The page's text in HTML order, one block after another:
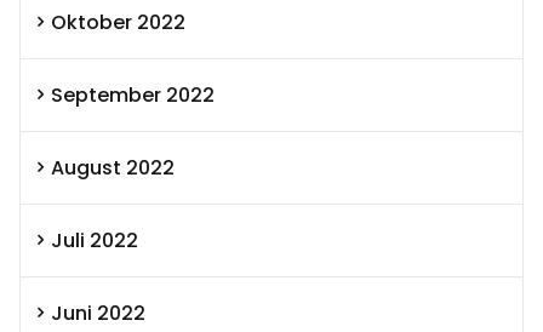
Oktober 2022
September 2022
August 2022
Juli 2022
Juni 2022